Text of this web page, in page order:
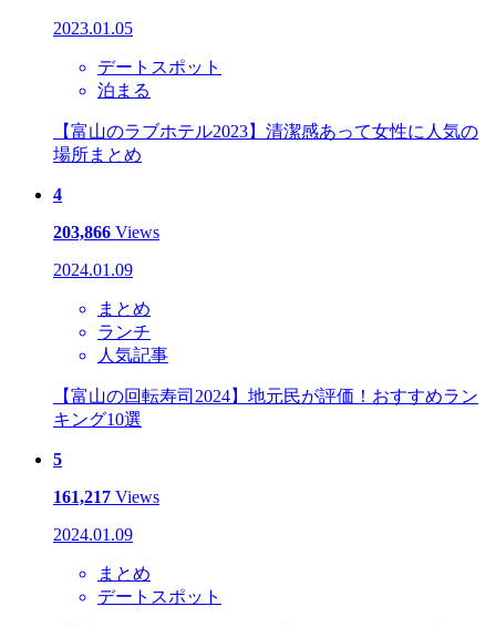
2023.01.05
デートスポット
泊まる
【富山のラブホテル2023】清潔感あって女性に人気の
場所まとめ
4
203,866 Views
2024.01.09
まとめ
ランチ
人気記事
【富山の回転寿司2024】地元民が評価！おすすめラン
キング10選
5
161,217 Views
2024.01.09
まとめ
デートスポット